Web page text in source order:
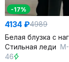
-17%
4134 ₽4989
Стильная леди М-
46